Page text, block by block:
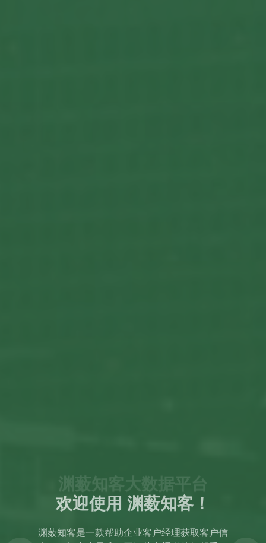
渊薮知客大数据平台
平台链贯穿整个金融数据业务应用场景，包括
数据的确权、授权存证、价值评估、数据资产